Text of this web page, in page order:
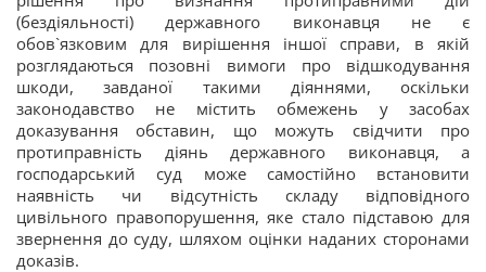
(бездіяльності) державного виконавця не є
обов`язковим для вирішення іншої справи, в якій
розглядаються позовні вимоги про відшкодування
шкоди, завданої такими діяннями, оскільки
законодавство не містить обмежень у засобах
доказування обставин, що можуть свідчити про
протиправність діянь державного виконавця, а
господарський суд може самостійно встановити
наявність чи відсутність складу відповідного
цивільного правопорушення, яке стало підставою для
звернення до суду, шляхом оцінки наданих сторонами
доказів.